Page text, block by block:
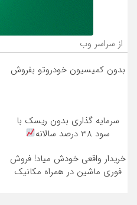
از سراسر وب
بدون کمیسیون خودروتو بفروش
سرمایه گذاری بدون ریسک با
سود 38 درصد سالانه
خریدار واقعی خودش میاد! فروش
فوری ماشین در همراه مکانیک